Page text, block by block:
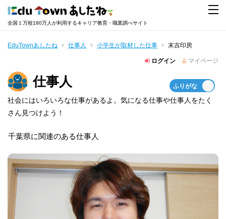
全国１万校180万人が利用するキャリア教育・職業調べサイト
EduTownあしたね 仕事人 小学生が取材した仕事 末吉印房
ログイン マイページ
仕事人
社会にはいろいろな仕事があるよ。気になる仕事や仕事人をたく
さん見つけよう！
千葉県に関連のある仕事人